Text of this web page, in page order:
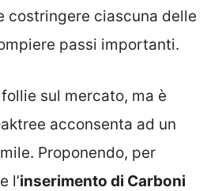
costringere ciascuna delle
passi importanti.
follie sul mercato, ma è
acconsenta ad un
Proponendo, per
l’inserimento di Carboni